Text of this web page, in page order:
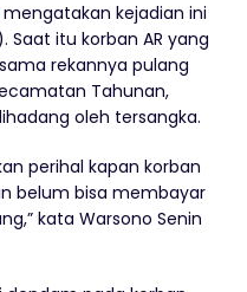
mengatakan kejadian ini
itu korban AR yang
rekannya pulang
Tahunan,
oleh tersangka.
perihal kapan korban
belum bisa membayar
kata Warsono Senin